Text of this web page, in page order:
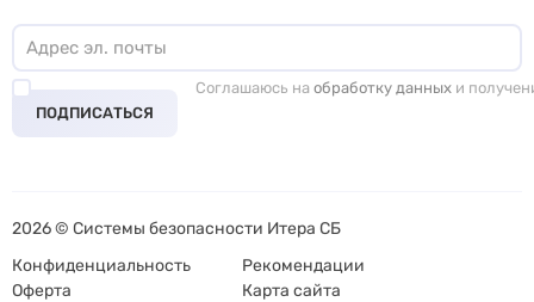
ПОДПИСАТЬСЯ
Соглашаюсь на обработку данных и
2026 © Системы безопасности Итера СБ
Конфиденциальность
Рекомендации
Оферта
Карта сайта